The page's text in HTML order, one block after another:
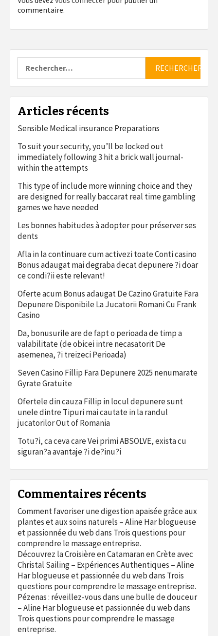
commentaire.
Articles récents
Sensible Medical insurance Preparations
To suit your security, you’ll be locked out
immediately following 3 hit a brick wall journal-
within the attempts
This type of include more winning choice and they
are designed for really baccarat real time gambling
games we have needed
Les bonnes habitudes à adopter pour préserver ses
dents
Afla in la continuare cum activezi toate Conti casino
Bonus adaugat mai degraba decat depunere ?i doar
ce condi?ii este relevant!
Oferte acum Bonus adaugat De Cazino Gratuite Fara
Depunere Disponibile La Jucatorii Romani Cu Frank
Casino
Da, bonusurile are de fapt o perioada de timp a
valabilitate (de obicei intre necasatorit De
asemenea, ?i treizeci Perioada)
Seven Casino Fillip Fara Depunere 2025 nenumarate
Gyrate Gratuite
Ofertele din cauza Fillip in locul depunere sunt
unele dintre Tipuri mai cautate in la randul
jucatorilor Out of Romania
Totu?i, ca ceva care Vei primi ABSOLVE, exista cu
siguran?a avantaje ?i de?inu?i
Commentaires récents
Comment favoriser une digestion apaisée grâce aux
plantes et aux soins naturels – Aline Har blogueuse
et passionnée du webdans Trois questions pour
comprendre le massage entreprise.
Découvrez la Croisière en Catamaran en Crète avec
Christal Sailing – Expériences Authentiques – Aline
Har blogueuse et passionnée du webdans Trois
questions pour comprendre le massage entreprise.
Pézenas : réveillez-vous dans une bulle de douceur
– Aline Har blogueuse et passionnée du webdans
Trois questions pour comprendre le massage
entreprise.